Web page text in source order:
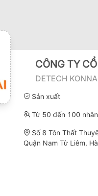
CÔNG TY
DETECH
Sản xuất
Từ 50 đến 100
Số 8 Tôn Thất
Quận Nam Từ Liêm,